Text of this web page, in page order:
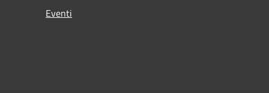
Eventi